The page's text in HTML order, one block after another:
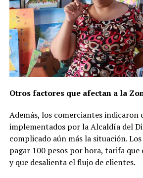
Otros factores que afectan a la
Además, los comerciantes indicaron
implementados por la Alcaldía del
complicado aún más la situación.
pagar 100 pesos por hora, tarifa que
y que desalienta el flujo de clientes.